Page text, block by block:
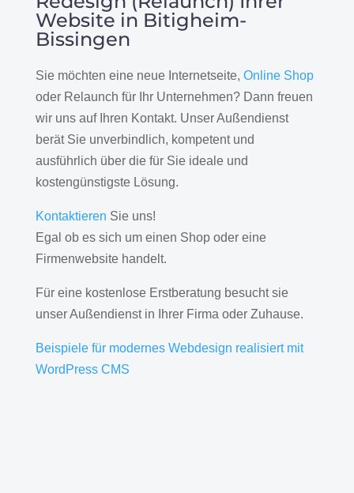
Website in Bitigheim-
Bissingen
Sie möchten eine neue Internetseite, Online Shop
oder Relaunch für Ihr Unternehmen? Dann freuen
wir uns auf Ihren Kontakt. Unser Außendienst
berät Sie unverbindlich, kompetent und
ausführlich über die für Sie ideale und
kostengünstigste Lösung.
Kontaktieren Sie uns!
Egal ob es sich um einen Shop oder eine
Firmenwebsite handelt.
Für eine kostenlose Erstberatung besucht sie
unser Außendienst in Ihrer Firma oder Zuhause.
Beispiele für modernes Webdesign realisiert mit
WordPress CMS